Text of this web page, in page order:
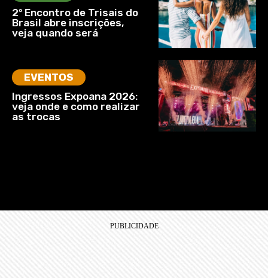
2º Encontro de Trisais do
Brasil abre inscrições,
veja quando será
EVENTOS
Ingressos Expoana 2026:
veja onde e como realizar
as trocas